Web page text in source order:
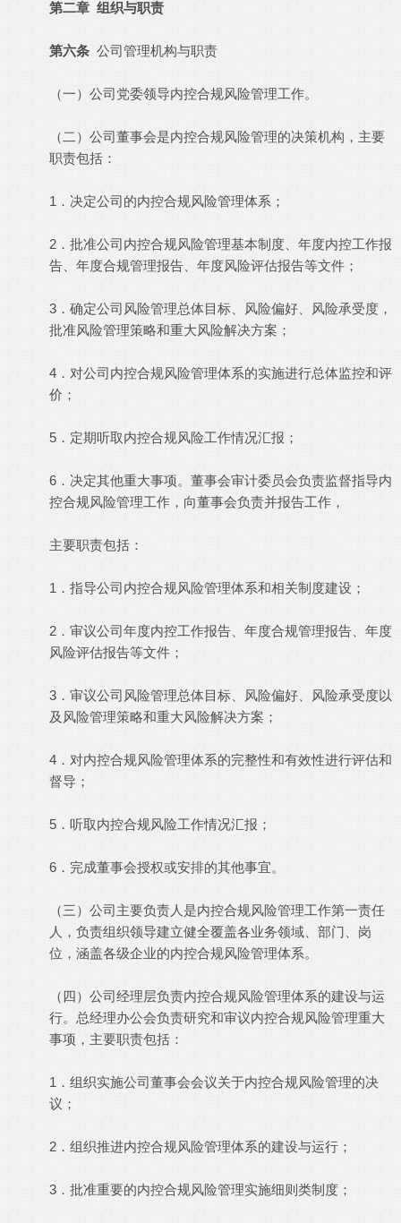
第二章 组织与职责
第六条 公司管理机构与职责
（一）公司党委领导内控合规风险管理工作。
（二）公司董事会是内控合规风险管理的决策机构，主要
职责包括：
1．决定公司的内控合规风险管理体系；
2．批准公司内控合规风险管理基本制度、年度内控工作报
告、年度合规管理报告、年度风险评估报告等文件；
3．确定公司风险管理总体目标、风险偏好、风险承受度，
批准风险管理策略和重大风险解决方案；
4．对公司内控合规风险管理体系的实施进行总体监控和评
价；
5．定期听取内控合规风险工作情况汇报；
6．决定其他重大事项。 董事会审计委员会负责监督指导内
控合规风险管理工作，向董事会负责并报告工作，
主要职责包括：
1．指导公司内控合规风险管理体系和相关制度建设；
2．审议公司年度内控工作报告、年度合规管理报告、年度
风险评估报告等文件；
3．审议公司风险管理总体目标、风险偏好、风险承受度以
及风险管理策略和重大风险解决方案；
4．对内控合规风险管理体系的完整性和有效性进行评估和
督导；
5．听取内控合规风险工作情况汇报；
6．完成董事会授权或安排的其他事宜。
（三）公司主要负责人是内控合规风险管理工作第一责任
人，负责组织领导建立健全覆盖各业务领域、部门、岗
位，涵盖各级企业的内控合规风险管理体系。
（四）公司经理层负责内控合规风险管理体系的建设与运
行。总经理办公会负责研究和审议内控合规风险管理重大
事项，主要职责包括：
1．组织实施公司董事会会议关于内控合规风险管理的决
议；
2．组织推进内控合规风险管理体系的建设与运行；
3．批准重要的内控合规风险管理实施细则类制度；